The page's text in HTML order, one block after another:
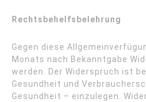
Rechtsbehelfsbelehrung
Gegen diese
Monats nach Bekanntgabe
werden. Der Widerspruch ist
Gesundheit und
Gesundheit – einzulegen.